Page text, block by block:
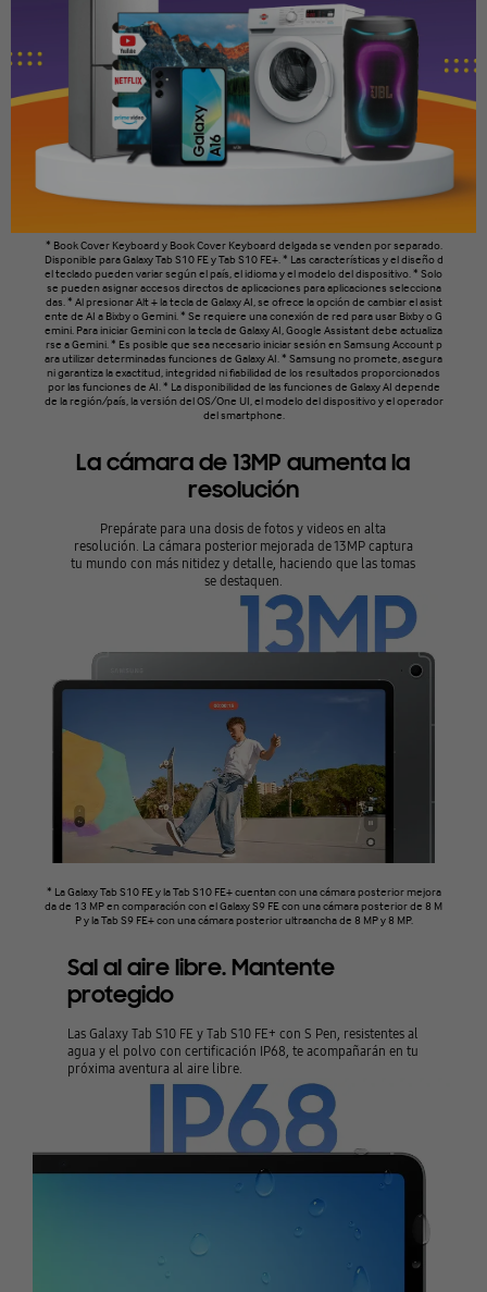
* Book Cover Keyboard y Book Cover Keyboard delgada se venden por separado.
Disponible para Galaxy Tab S10 FE y Tab S10 FE+. * Las características y el diseño d
el teclado pueden variar según el país, el idioma y el modelo del dispositivo. * Solo
se pueden asignar accesos directos de aplicaciones para aplicaciones selecciona
das. * Al presionar Alt + la tecla de Galaxy AI, se ofrece la opción de cambiar el asist
ente de AI a Bixby o Gemini. * Se requiere una conexión de red para usar Bixby o G
emini. Para iniciar Gemini con la tecla de Galaxy AI, Google Assistant debe actualiza
rse a Gemini. * Es posible que sea necesario iniciar sesión en Samsung Account p
ara utilizar determinadas funciones de Galaxy AI. * Samsung no promete, asegura
ni garantiza la exactitud, integridad ni fiabilidad de los resultados proporcionados
por las funciones de AI. * La disponibilidad de las funciones de Galaxy AI depende
de la región/país, la versión del OS/One UI, el modelo del dispositivo y el operador
del smartphone.
La cámara de 13MP aumenta la
resolución
Prepárate para una dosis de fotos y videos en alta
resolución. La cámara posterior mejorada de 13MP captura
tu mundo con más nitidez y detalle, haciendo que las tomas
se destaquen.
* La Galaxy Tab S10 FE y la Tab S10 FE+ cuentan con una cámara posterior mejora
da de 13 MP en comparación con el Galaxy S9 FE con una cámara posterior de 8 M
P y la Tab S9 FE+ con una cámara posterior ultraancha de 8 MP y 8 MP.
Sal al aire libre. Mantente
protegido
Las Galaxy Tab S10 FE y Tab S10 FE+ con S Pen, resistentes al
agua y el polvo con certificación IP68, te acompañarán en tu
próxima aventura al aire libre.